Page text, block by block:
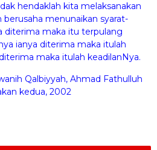
hendaklah kita melaksanakan
menunaikan syarat-
diterima maka itu terpulang
ianya diterima maka itulah
maka itulah keadilanNya.
Qalbiyyah, Ahmad Fathulluh
kedua, 2002